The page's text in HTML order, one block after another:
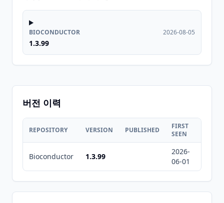
BIOCONDUCTOR
1.3.99
2026-08-05
버전 이력
REPOSITORY VERSION PUBLISHED
FIRST
SEEN
Bioconductor 1.3.99
2026-
06-01